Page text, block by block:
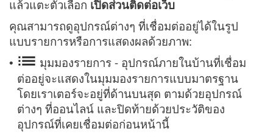
แล้วแตะตัวเลือก เปิดส่วนติดต่อเว็บ
คุณสามารถดูอุปกรณ์ต่างๆ ที่เชื่อมต่ออยู่ได้ในรูป
แบบรายการหรือการแสดงผลด้วยภาพ:
•
มุมมองรายการ - อุปกรณ์ภายในบ้านที่เชื่อม
ต่ออยู่จะแสดงในมุมมองรายการแบบมาตรฐาน
โดยเราเตอร์จะอยู่ที่ด้านบนสุด ตามด้วยอุปกรณ์
ต่างๆ ที่ออนไลน์ และปิดท้ายด้วยประวัติของ
อุปกรณ์ที่เคยเชื่อมต่อก่อนหน้านี้